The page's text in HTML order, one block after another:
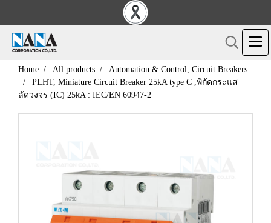
Home All products
Automation & Control, Circuit Breakers
PLHT, Miniature Circuit Breaker 25kA type C ,พิกัดกระแส
ลัดวงจร (IC) 25kA : IEC/EN 60947-2